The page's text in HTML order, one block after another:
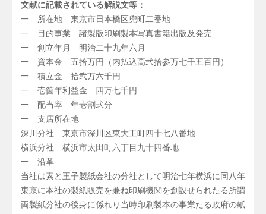
文献に記載されている解説文等：
一 所在地 東京市日本橋区兜町二番地
一 目的事業 諸製版印刷製本写真書籍出版及発売
一 創立年月 明治二十九年六月
一 資本金 五拾万円（内払込高弐拾参万七千五百円）
一 積立金 拾弐万六千円
一 壱箇年利益金 四万七千円
一 配当率 年壱割弐分
一 支店所在地
深川分社 東京市深川区東大工町四十七八番地
横浜分社 横浜市太田町六丁目九十四番地
一 沿革
当社は素と王子製紙会社の分社として明治七年横浜に同八年
東京に本社の製紙販売を兼ね印刷機関を創設せられたる所謂
両製紙分社の後身に係れり当時印刷製本の事業たる政府の紙